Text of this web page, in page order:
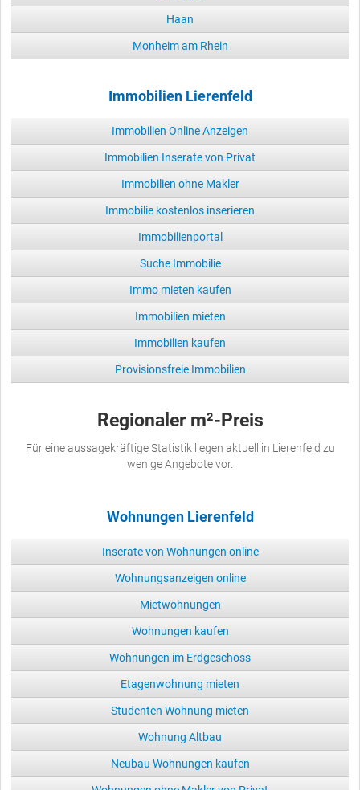
Haan
Monheim am Rhein
Immobilien Lierenfeld
Immobilien Online Anzeigen
Immobilien Inserate von Privat
Immobilien ohne Makler
Immobilie kostenlos inserieren
Immobilienportal
Suche Immobilie
Immo mieten kaufen
Immobilien mieten
Immobilien kaufen
Provisionsfreie Immobilien
Regionaler m²-Preis
Für eine aussagekräftige Statistik liegen aktuell in Lierenfeld zu
wenige Angebote vor.
Wohnungen Lierenfeld
Inserate von Wohnungen online
Wohnungsanzeigen online
Mietwohnungen
Wohnungen kaufen
Wohnungen im Erdgeschoss
Etagenwohnung mieten
Studenten Wohnung mieten
Wohnung Altbau
Neubau Wohnungen kaufen